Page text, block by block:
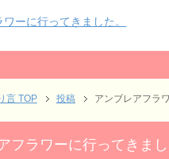
ーに行ってきました。
言 TOP 投稿 アンブレアフラ
フラワーに行ってきまし